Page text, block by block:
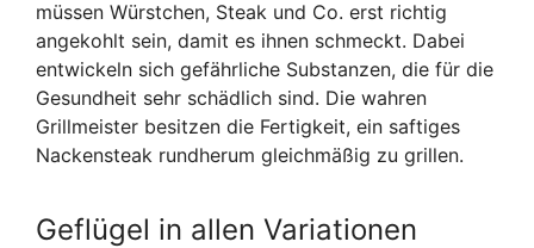
müssen Würstchen, Steak und Co. erst richtig
angekohlt sein, damit es ihnen schmeckt. Dabei
entwickeln sich gefährliche Substanzen, die für die
Gesundheit sehr schädlich sind. Die wahren
Grillmeister besitzen die Fertigkeit, ein saftiges
Nackensteak rundherum gleichmäßig zu grillen.
Geflügel in allen Variationen